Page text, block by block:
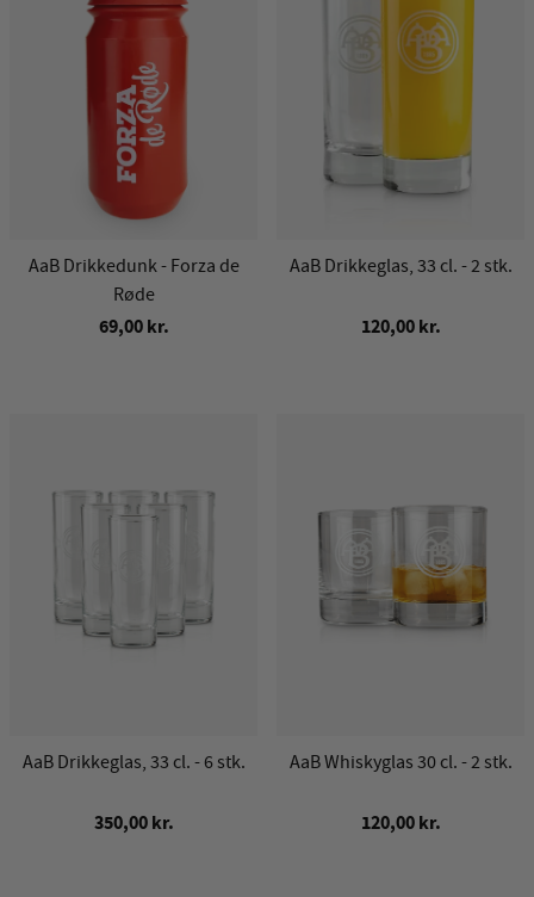
AaB Drikkedunk - Forza de
Røde
69,00 kr.
AaB Drikkeglas, 33 cl. - 2 stk.
120,00 kr.
AaB Drikkeglas, 33 cl. - 6 stk.
350,00 kr.
AaB Whiskyglas 30 cl. - 2 stk.
120,00 kr.